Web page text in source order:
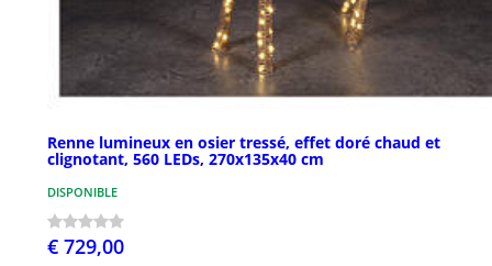
Renne lumineux en osier tressé, effet doré chaud et
clignotant, 560 LEDs, 270x135x40 cm
DISPONIBLE
€ 729,00